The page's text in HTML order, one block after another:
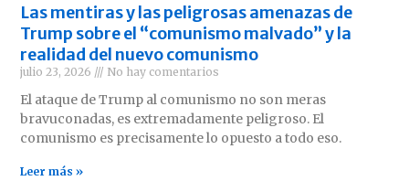
Las mentiras y las peligrosas amenazas de
Trump sobre el “comunismo malvado” y la
realidad del nuevo comunismo
julio 23, 2026 No hay comentarios
El ataque de Trump al comunismo no son meras
bravuconadas, es extremadamente peligroso. El
comunismo es precisamente lo opuesto a todo eso.
Leer más »